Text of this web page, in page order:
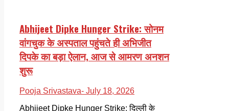
Abhijeet Dipke Hunger Strike: सोनम
वांगचुक के अस्पताल पहुंचते ही अभिजीत
दिपके का बड़ा ऐलान, आज से आमरण अनशन
शुरू
Pooja Srivastava- July 18, 2026
Abhijeet Dipke Hunger Strike: दिल्ली के